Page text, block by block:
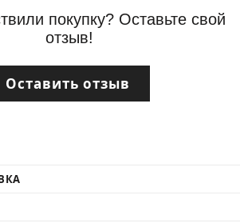
покупку? Оставьте свой
отзыв!
Оставить отзыв